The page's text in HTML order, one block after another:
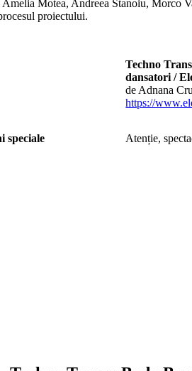
Motea, Andreea Stanoiu, Morco
proiectului.
Techno
dansatori /
de Adnana
https://
speciale Atenție,